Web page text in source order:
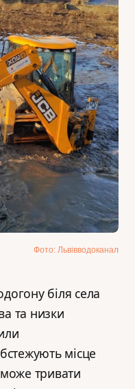
Фото: Львівводоканал
біля села
та низки
місце
може тривати